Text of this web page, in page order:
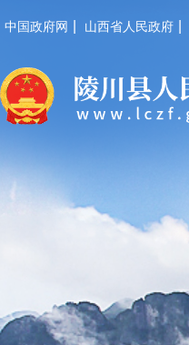
中国政府网 山西省人民政府